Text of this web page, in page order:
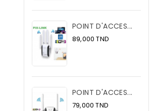
POINT D'ACCES...
89,000 TND
POINT D'ACCES...
79,000 TND